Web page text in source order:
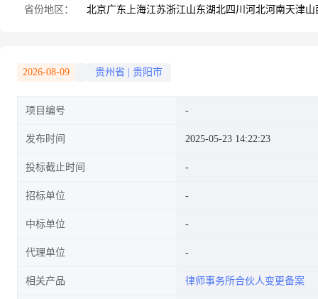
省份地区： 北京广东 上海江苏浙江山东湖北四川 河北河南天津山
2026-08-09 贵州省 贵阳市
项目编号
发布时间 2025-05-23 14:22:23
投标截止时间
招标单位
中标单位
代理单位
相关产品 律师事务所合伙人变更备案